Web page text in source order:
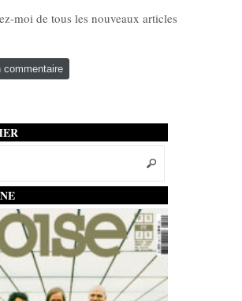
moi de tous les nouveaux articles